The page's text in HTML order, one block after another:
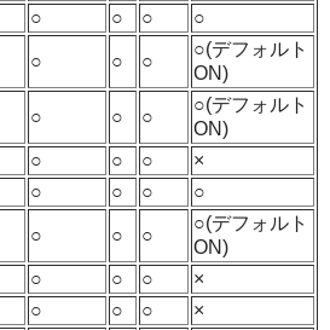
○ ○ ○ ○
○ ○ ○
○(デフォルト
ON)
○ ○ ○
○(デフォルト
ON)
○ ○ ○
×
○ ○ ○ ○
○ ○ ○
○(デフォルト
ON)
○ ○ ○
×
○ ○ ○
×